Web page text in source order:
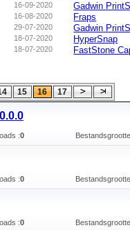
16-09-2020
16-08-2020
29-07-2020
18-07-2020
18-07-2020
Gadwin
Fraps
Gadwin
HyperSnap
FastStone
15 16 17
:0
:0
:0